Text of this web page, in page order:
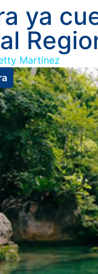
ya
Martinez